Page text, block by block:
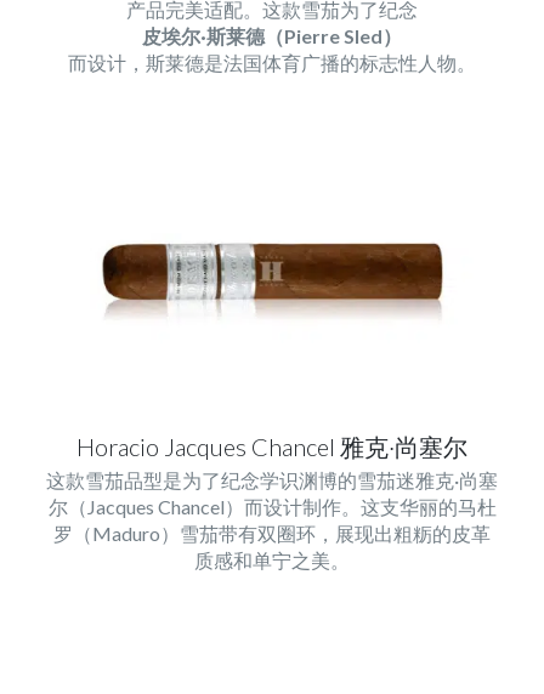
产品完美适配。这款雪茄为了纪念
皮埃尔·斯莱德（Pierre Sled）
而设计，斯莱德是法国体育广播的标志性人物。
Horacio Jacques Chancel 雅克·尚塞尔
这款雪茄品型是为了纪念学识渊博的雪茄迷雅克·尚塞
尔（Jacques Chancel）而设计制作。这支华丽的马杜
罗（Maduro）雪茄带有双圈环，展现出粗粝的皮革
质感和单宁之美。